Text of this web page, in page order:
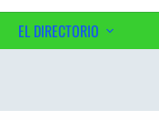
EL DIRECTORIO